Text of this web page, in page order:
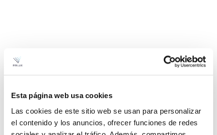
Esta página web usa cookies
Las cookies de este sitio web se usan para personalizar
el contenido y los anuncios, ofrecer funciones de redes